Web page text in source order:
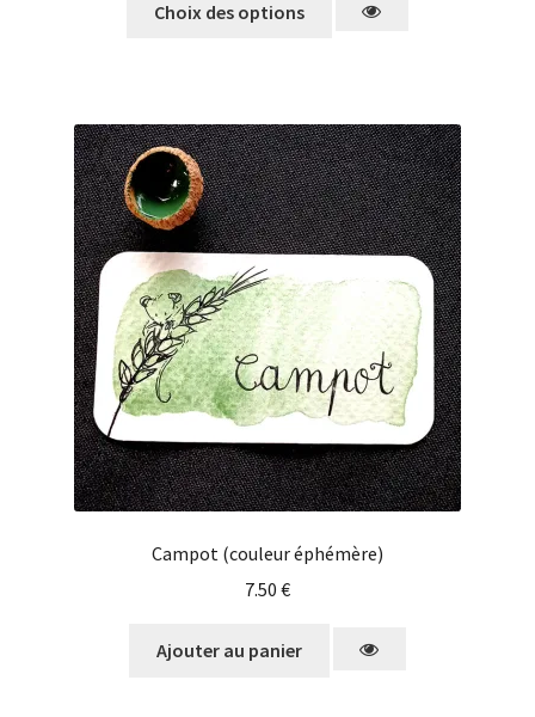
Choix des options
Campot (couleur éphémère)
7.50 €
Ajouter au panier